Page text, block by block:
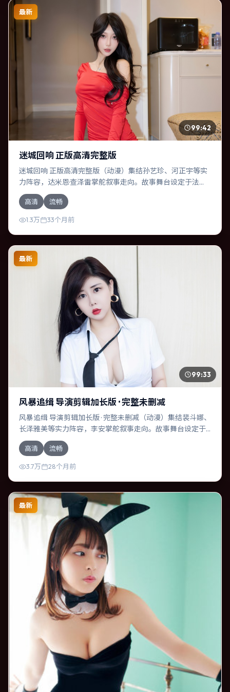
最新
99:42
迷城回响 正版高清完整版
迷城回响 正版高清完整版（动漫）集结孙艺珍、河正宇等实
力阵容，达米恩·查泽雷掌舵叙事走向。故事舞台设定于法
国，围绕一次意外选择展开连锁反应；配乐与色彩高度服务
于主题，结尾留白耐人寻味。
高清 流畅
1.3万 33个月前
最新
99:33
风暴追缉 导演剪辑加长版 · 完整未删减
风暴追缉 导演剪辑加长版 · 完整未删减（动漫）集结裴斗娜、
长泽雅美等实力阵容，李安掌舵叙事走向。故事舞台设定于
中国香港，围绕一次意外选择展开连锁反应；配乐与色彩高
度服务于主题，结尾留白耐人寻味。
高清 流畅
3.7万 28个月前
最新